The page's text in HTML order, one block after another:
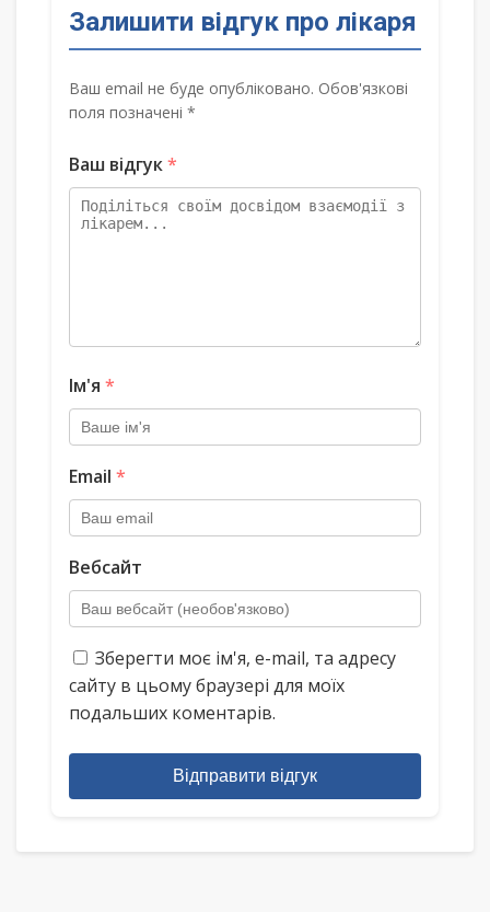
Залишити відгук про лікаря
Ваш email не буде опубліковано. Обов'язкові
поля позначені *
Ваш відгук*
Ім'я *
Email *
Вебсайт
Зберегти моє ім'я, e-mail, та адресу
сайту в цьому браузері для моїх
подальших коментарів.
Відправити відгук